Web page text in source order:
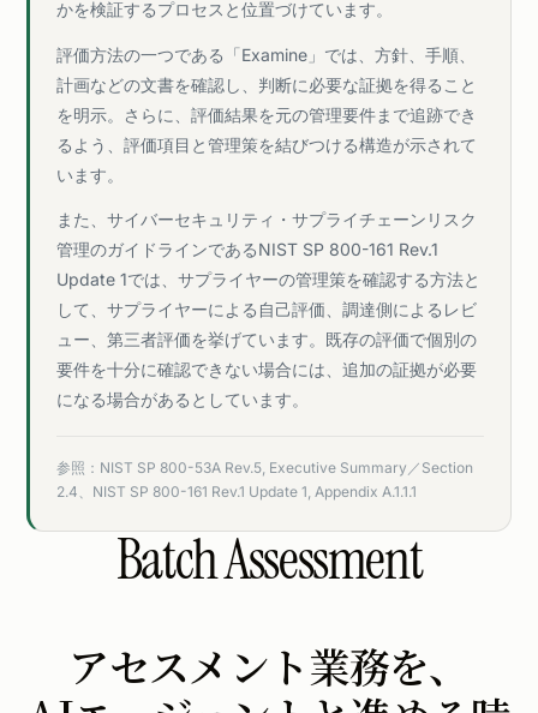
かを検証するプロセスと位置づけています。
評価方法の一つである「Examine」では、方針、手順、
計画などの文書を確認し、判断に必要な証拠を得ること
を明示。さらに、評価結果を元の管理要件まで追跡でき
るよう、評価項目と管理策を結びつける構造が示されて
います。
また、サイバーセキュリティ・サプライチェーンリスク
管理のガイドラインであるNIST SP 800-161 Rev.1
Update 1では、サプライヤーの管理策を確認する方法と
して、サプライヤーによる自己評価、調達側によるレビ
ュー、第三者評価を挙げています。既存の評価で個別の
要件を十分に確認できない場合には、追加の証拠が必要
になる場合があるとしています。
参照：NIST SP 800-53A Rev.5, Executive Summary／Section
2.4、NIST SP 800-161 Rev.1 Update 1, Appendix A.1.1.1
Batch Assessment
アセスメント業務を、